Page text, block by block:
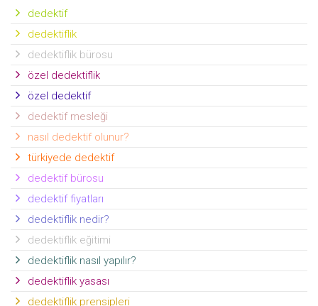
dedektif
dedektiflik
dedektiflik bürosu
özel dedektiflik
özel dedektif
dedektif mesleği
nasıl dedektif olunur?
türkiyede dedektif
dedektif bürosu
dedektif fiyatları
dedektiflik nedir?
dedektiflik eğitimi
dedektiflik nasıl yapılır?
dedektiflik yasası
dedektiflik prensipleri